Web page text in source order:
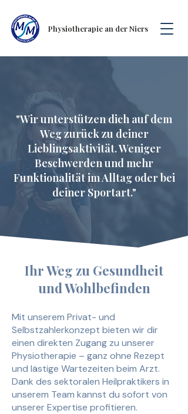
Physiotherapie an der Niers
"Wir unterstützen dich auf dem
Weg zurück zu deiner
Lieblingsaktivität. Weniger
Beschwerden und mehr
Funktionalität im Alltag oder bei
deiner Sportart."
Ihr Weg zu Gesundheit
und Wohlbefinden
Mit unserem Privat- und
Selbstzahlerkonzept bieten wir dir
einen direkten Zugang zu unserer
Physiotherapie – ganz ohne Rezept
und lästige Wartezeiten beim Arzt.
Dank des sektoralen Heilpraktikers in
unserem Team kannst du sofort von
unserer Expertise profitieren.